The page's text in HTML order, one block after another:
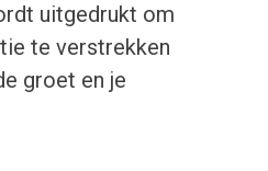
uitgedrukt om
te verstrekken
groet en je